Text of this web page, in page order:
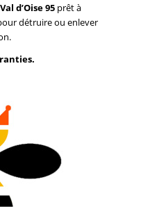
d’Oise 95 prêt à
détruire ou enlever